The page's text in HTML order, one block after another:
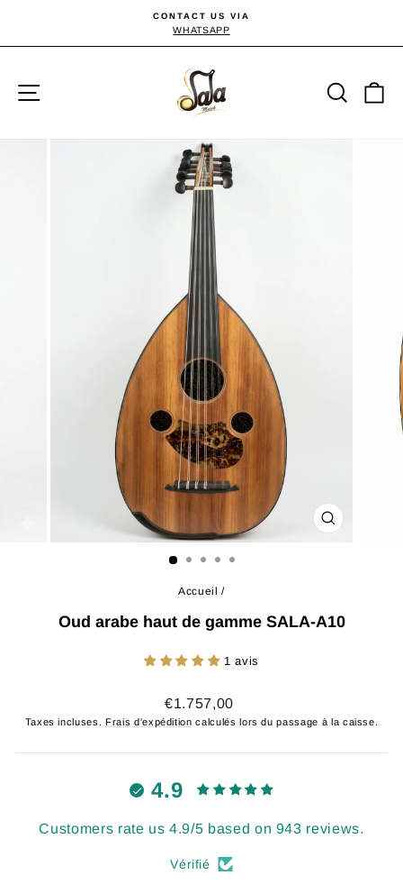
contenu
Diaporama
CONTACT US VIA
WHATSAPP
FERMER
Accueil /
Oud arabe haut de gamme SALA-A10
1 avis
Prix
régulier
€1.757,00
Taxes incluses. Frais d'expédition calculés lors du passage à la caisse.
4.9
Customers rate us 4.9/5 based on 943 reviews.
Vérifié